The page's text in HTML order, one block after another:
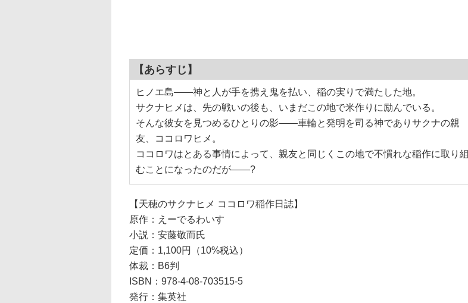
【あらすじ】
ヒノエ島――神と人が手を携え鬼を払い、稲の実りで満たした地。
サクナヒメは、先の戦いの後も、いまだこの地で米作りに励んでいる。
そんな彼女を見つめるひとりの影――車輪と発明を司る神でありサクナの親
友、ココロワヒメ。
ココロワはとある事情によって、親友と同じくこの地で不慣れな稲作に取り組
むことになったのだが――?
【天穂のサクナヒメ ココロワ稲作日誌】
原作：えーでるわいす
小説：安藤敬而氏
定価：1,100円（10%税込）
体裁：B6判
ISBN：978-4-08-703515-5
発行：集英社